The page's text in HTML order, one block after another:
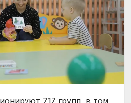
717 групп, в том